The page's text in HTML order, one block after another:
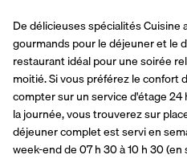
De délicieuses spécialités
gourmands pour le déjeuner et le
restaurant idéal pour une soirée
moitié. Si vous préférez le confort
compter sur un service d'étage
la journée, vous trouverez sur
déjeuner complet est servi en
week-end de 07 h 30 à 10 h 30